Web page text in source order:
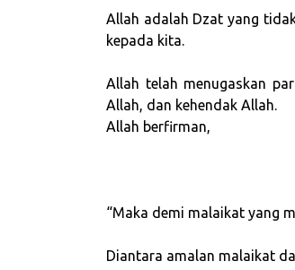
Allah adalah Dzat yang
kepada kita.
Allah telah menugaskan
Allah, dan kehendak Allah.
Allah berfirman,
“Maka demi malaikat yang
Diantara amalan malaikat